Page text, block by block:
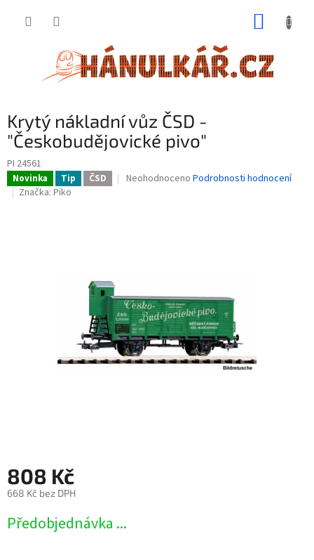
Krytý nákladní vůz ČSD -
"Českobudějovické pivo"
PI 24561
Novinka Tip ČSD
Průměrné
Neohodnoceno Podrobnosti hodnocení
Značka: Piko
808 Kč
668 Kč bez DPH
cena:
Předobjednávka ...